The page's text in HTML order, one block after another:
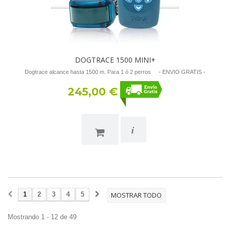
DOGTRACE 1500 MINI+
Dogtrace alcance hasta 1500 m. Para 1 ó 2 perros - ENVIO GRATIS -
245,00 €
i
MOSTRAR TODO
1 2 3 4 5
Mostrando 1 - 12 de 49